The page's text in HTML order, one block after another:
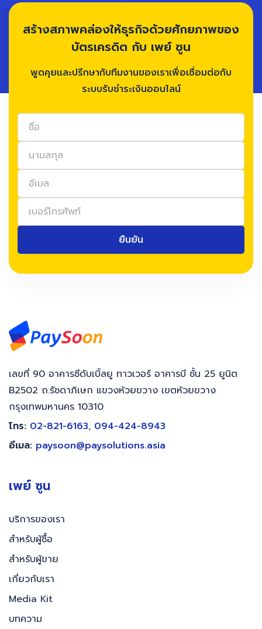
สร้างสภาพคล่องให้ธุรกิจด้วยศักยภาพของ
บัตรเครดิต กับ เพย์ ซูน
พูดคุยเเละปรึกษากับทีมงานของเราเพื่อเชื่อมต่อกับ
ระบบรับชำระเงินออนไลน์
ยืนยัน
เลขที่ 90 อาคารซีดับเบิ้ลยู ทาวเวอร์ อาคารบี ชั้น 25 ยูนิต
B2502 ถ.รัชดาภิเษก แขวงห้วยขวาง เขตห้วยขวาง
กรุงเทพมหานคร 10310
โทร: 02-821-6163, 094-424-8943
อีเมล: paysoon@paysolutions.asia
เพย์ ซูน
บริการของเรา
สำหรับผู้ซื้อ
สำหรับผู้ขาย
เกี่ยวกับเรา
Media Kit
บทความ